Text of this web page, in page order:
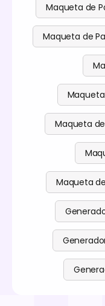
Maqueta de
Maqueta de
Maqueta
Maqueta